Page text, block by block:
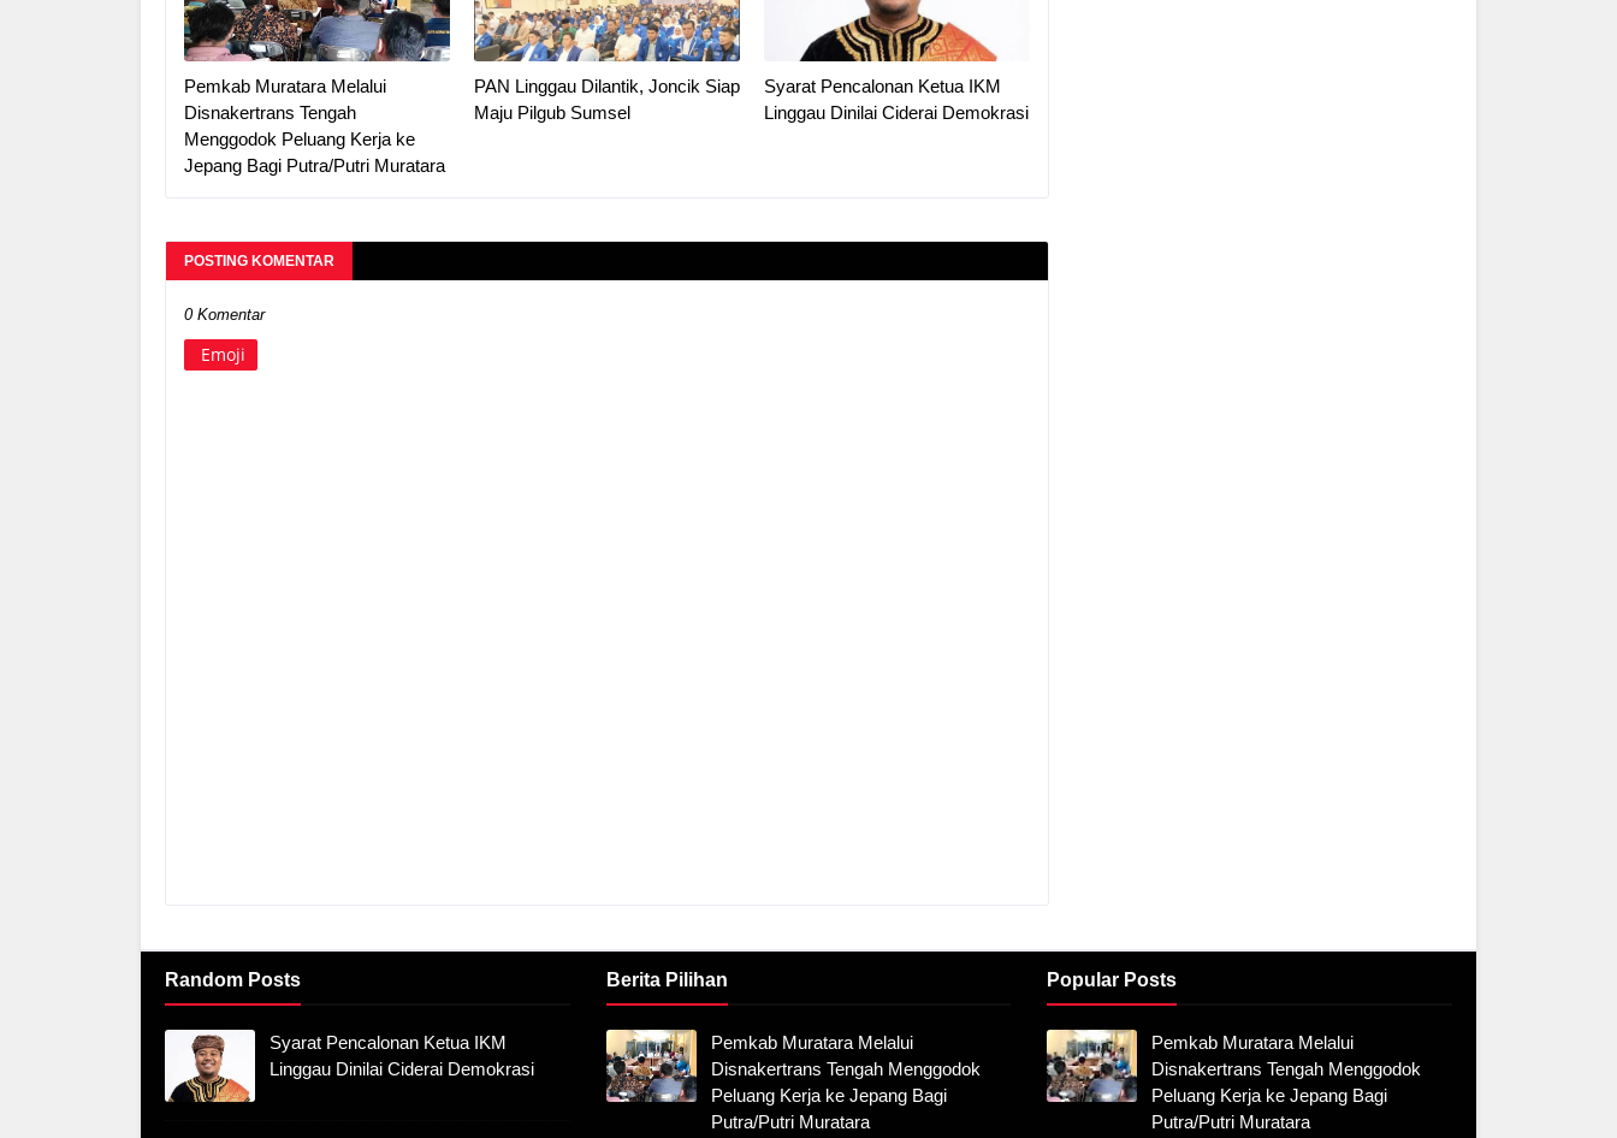
Pemkab Muratara Melalui
Disnakertrans Tengah
Menggodok Peluang Kerja ke
Jepang Bagi Putra/Putri Muratara
PAN Linggau Dilantik, Joncik Siap
Maju Pilgub Sumsel
Syarat Pencalonan Ketua IKM
Linggau Dinilai Ciderai Demokrasi
POSTING KOMENTAR
0 Komentar
Emoji
Random Posts
Syarat Pencalonan Ketua IKM
Linggau Dinilai Ciderai Demokrasi
Berita Pilihan
Pemkab Muratara Melalui
Disnakertrans Tengah Menggodok
Peluang Kerja ke Jepang Bagi
Putra/Putri Muratara
Popular Posts
Pemkab Muratara Melalui
Disnakertrans Tengah Menggodok
Peluang Kerja ke Jepang Bagi
Putra/Putri Muratara